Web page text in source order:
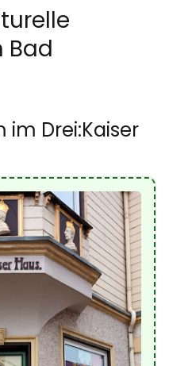
Bad
im Drei:Kaiser